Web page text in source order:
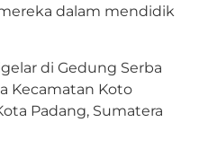
dalam mendidik
di Gedung Serba
Kecamatan Koto
Padang, Sumatera